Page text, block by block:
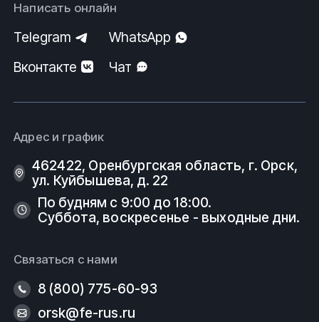
Написать онлайн
Telegram
WhatsApp
Вконтакте
Чат
Адрес и график
462422, Оренбургская область, г. Орск,
ул. Куйбышева, д. 22
По будням с 9:00 до 18:00.
Суббота, воскресенье - выходные дни.
Связаться с нами
8 (800) 775-60-93
orsk@fe-rus.ru